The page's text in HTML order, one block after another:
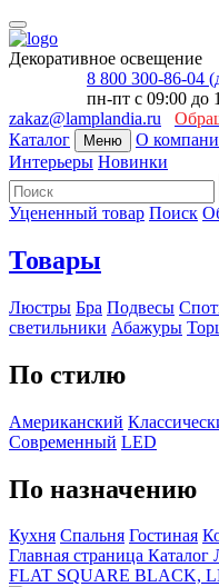
Декоративное освещение
8 800 300-86-04
пн-пт с 09:00 до
zakaz@lamplandia.ru
Каталог
Меню О
Интерьеры Новинки
Уцененный товар Поиск
Товары
Люстры Бра Подвесы
светильники Абажуры
По стилю
Американский
Современный LED
По назначению
Кухня Спальня Гостиная
Главная страница Каталог
FLAT SQUARE BLACK,